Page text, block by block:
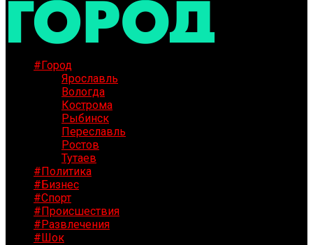
#Город
Ярославль
Вологда
Кострома
Рыбинск
Переславль
Ростов
Тутаев
#Политика
#Бизнес
#Спорт
#Происшествия
#Развлечения
#Шок